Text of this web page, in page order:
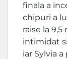
finala a
chipuri a
raise la
intimidat
iar Sylvia